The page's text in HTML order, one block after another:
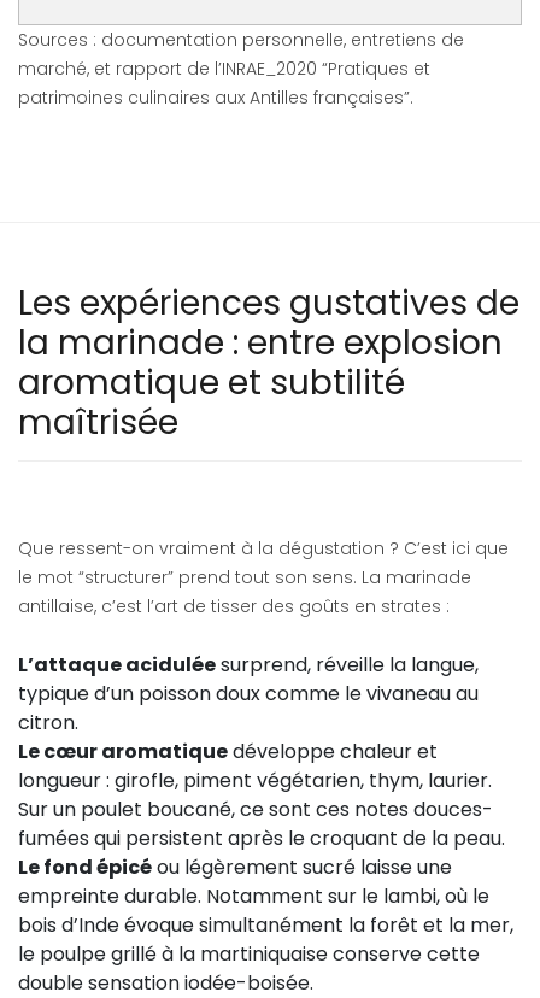
Sources : documentation personnelle, entretiens de
marché, et rapport de l’INRAE_2020 “Pratiques et
patrimoines culinaires aux Antilles françaises”.
Les expériences gustatives de
la marinade : entre explosion
aromatique et subtilité
maîtrisée
Que ressent-on vraiment à la dégustation ? C’est ici que
le mot “structurer” prend tout son sens. La marinade
antillaise, c’est l’art de tisser des goûts en strates :
L’attaque aciduléesurprend, réveille la langue,
typique d’un poisson doux comme le vivaneau au
citron.
Le cœur aromatiquedéveloppe chaleur et
longueur : girofle, piment végétarien, thym, laurier.
Sur un poulet boucané, ce sont ces notes douces-
fumées qui persistent après le croquant de la peau.
Le fond épicéou légèrement sucré laisse une
empreinte durable. Notamment sur le lambi, où le
bois d’Inde évoque simultanément la forêt et la mer,
le poulpe grillé à la martiniquaise conserve cette
double sensation iodée-boisée.